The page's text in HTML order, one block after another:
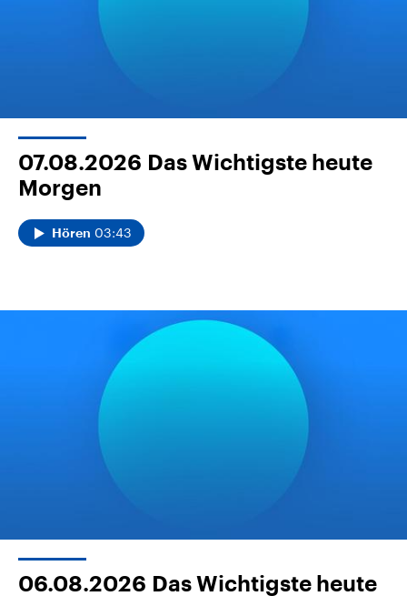
07.08.2026 Das Wichtigste heute
Morgen
Hören 03:43
06.08.2026 Das Wichtigste heute